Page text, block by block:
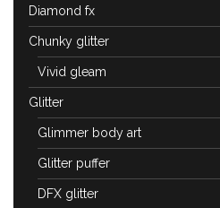
Diamond fx
Chunky glitter
Vivid gleam
Glitter
Glimmer body art
Glitter puffer
DFX glitter